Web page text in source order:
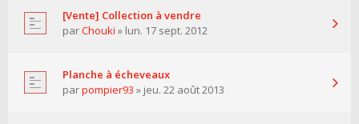
[Vente] Collection à vendre
parChouki » lun. 17 sept. 2012
Planche à écheveaux
parpompier93 » jeu. 22 août 2013